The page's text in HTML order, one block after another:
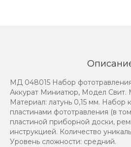
МД 048015 Набор
Аккурат Миниатюр, Модел Свит.
Материал: латунь 0,15 мм. Набор
пластинами фототравления (в
пластиной приборной доски,
инструкцией. Количество
Уровень сложности: средний.